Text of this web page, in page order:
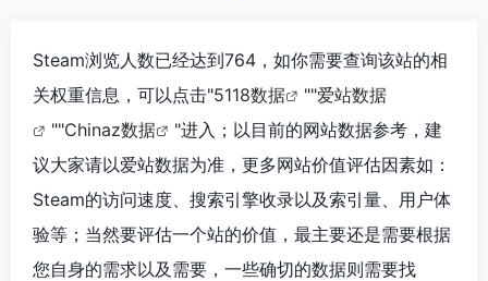
Steam浏览人数已经达到764，如你需要查询该站的相
关权重信息，可以点击"5118数据 ""爱站数据
""Chinaz数据
"进入；以目前的网站数据参考，建
议大家请以爱站数据为准，更多网站价值评估因素如：
Steam的访问速度、搜索引擎收录以及索引量、用户体
验等；当然要评估一个站的价值，最主要还是需要根据
您自身的需求以及需要，一些确切的数据则需要找